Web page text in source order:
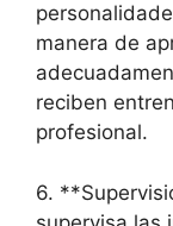
manera de
reciben
profesional.
6.